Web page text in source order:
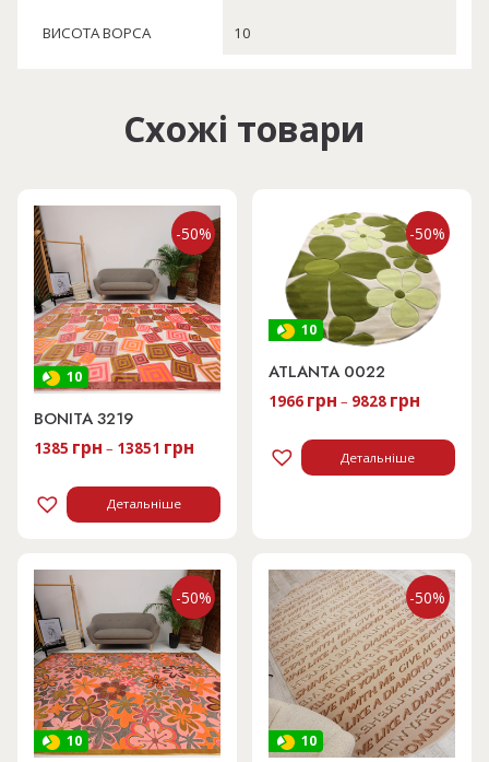
ВИСОТА ВОРСА 10
Схожі товари
10
-50%
BONITA 3219
1385 грн – 13851 грн
Детальніше
10
-50%
ATLANTA 0022
1966 грн – 9828 грн
Детальніше
10
-50%
10
-50%